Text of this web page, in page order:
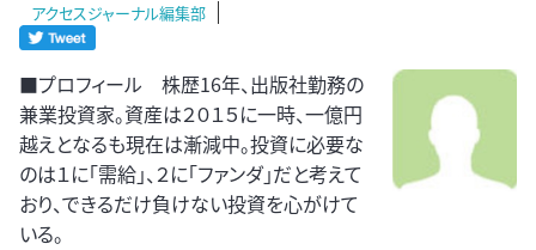
アクセスジャーナル編集部
■プロフィール 株歴16年、出版社勤務の
兼業投資家。資産は２０１５に一時、一億円
越えとなるも現在は漸減中。投資に必要な
のは１に「需給」、２に「ファンダ」だと考えて
おり、できるだけ負けない投資を心がけて
いる。